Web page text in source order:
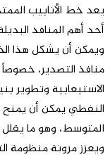
يعد خط الأنابيب
أحد أهم المنافذ
ويمكن أن يشكل هذا
منافذ التصدير،
الاستيعابية وتطوير
النفطي يمكن أن يمنح
المتوسط، وهو ما يقلل
ويعزز مرونة منظومة